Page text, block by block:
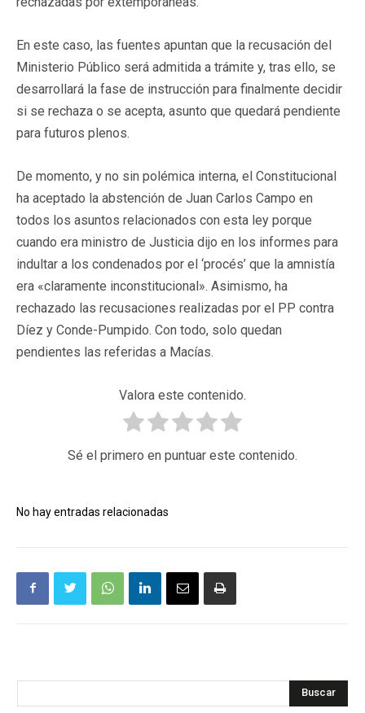
En este caso, las fuentes apuntan que la recusación del
Ministerio Público será admitida a trámite y, tras ello, se
desarrollará la fase de instrucción para finalmente decidir
si se rechaza o se acepta, asunto que quedará pendiente
para futuros plenos.
De momento, y no sin polémica interna, el Constitucional
ha aceptado la abstención de Juan Carlos Campo en
todos los asuntos relacionados con esta ley porque
cuando era ministro de Justicia dijo en los informes para
indultar a los condenados por el ‘procés’ que la amnistía
era «claramente inconstitucional». Asimismo, ha
rechazado las recusaciones realizadas por el PP contra
Díez y Conde-Pumpido. Con todo, solo quedan
pendientes las referidas a Macías.
Valora este contenido.
Sé el primero en puntuar este contenido.
No hay entradas relacionadas
Buscar